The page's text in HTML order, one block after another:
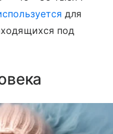
для
под